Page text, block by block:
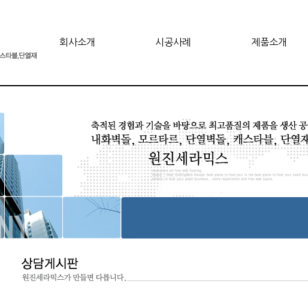
회사소개 시공사례 제품소개